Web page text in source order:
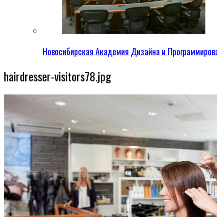
Новосибирская Академия Дизайна и
hairdresser-visitors78.jpg